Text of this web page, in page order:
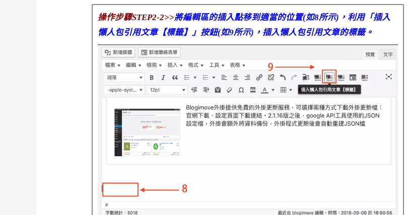
操作步驟STEP2-2>>將編輯區的插入點移到適當的位置(如8所示)，利用「插入
懶人包引用文章【標籤】」按鈕(如9所示)，插入懶人包引用文章的標籤。